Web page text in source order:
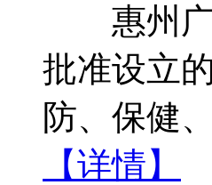
惠州广
批准设立
防、保健
【详情】